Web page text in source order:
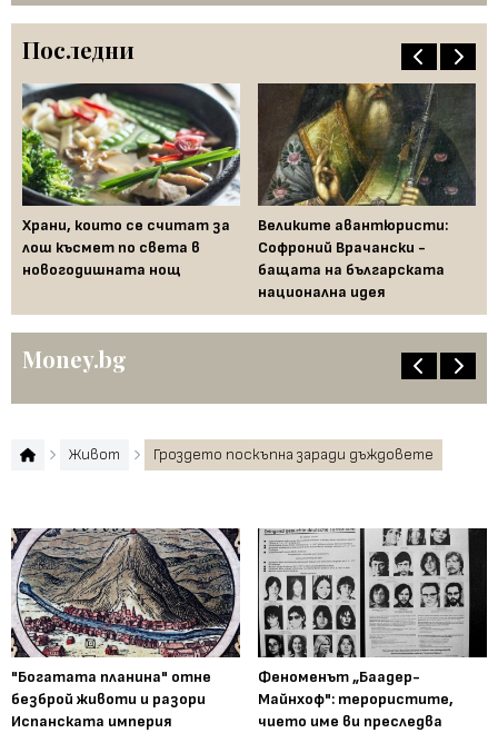
Последни
Храни, които се считат за
лош късмет по света в
новогодишната нощ
Великите авантюристи:
Софроний Врачански -
бащата на българската
национална идея
Money.bg
Живот Гроздето поскъпна заради дъждовете
"Богатата планина" отне
безброй животи и разори
Испанската империя
Феноменът „Баадер-
Майнхоф": терористите,
чието име ви преследва